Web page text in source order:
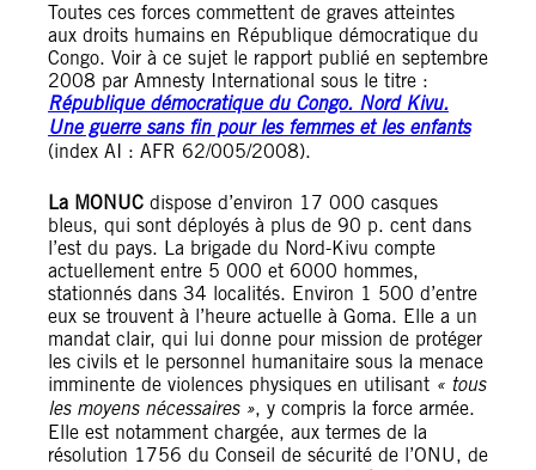
Toutes ces forces commettent de graves atteintes
aux droits humains en République démocratique du
Congo. Voir à ce sujet le rapport publié en septembre
2008 par Amnesty International sous le titre :
République démocratique du Congo. Nord Kivu.
Une guerre sans fin pour les femmes et les enfants
(index AI : AFR 62/005/2008).
La MONUC dispose d’environ 17 000 casques
bleus, qui sont déployés à plus de 90 p. cent dans
l’est du pays. La brigade du Nord-Kivu compte
actuellement entre 5 000 et 6000 hommes,
stationnés dans 34 localités. Environ 1 500 d’entre
eux se trouvent à l’heure actuelle à Goma. Elle a un
mandat clair, qui lui donne pour mission de protéger
les civils et le personnel humanitaire sous la menace
imminente de violences physiques en utilisant « tous
les moyens nécessaires », y compris la force armée.
Elle est notamment chargée, aux termes de la
résolution 1756 du Conseil de sécurité de l’ONU, de